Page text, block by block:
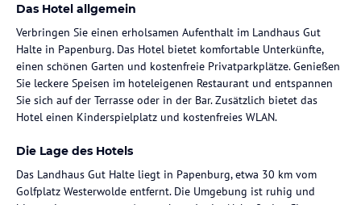
Das Hotel allgemein
Verbringen Sie einen erholsamen Aufenthalt im Landhaus Gut
Halte in Papenburg. Das Hotel bietet komfortable Unterkünfte,
einen schönen Garten und kostenfreie Privatparkplätze. Genießen
Sie leckere Speisen im hoteleigenen Restaurant und entspannen
Sie sich auf der Terrasse oder in der Bar. Zusätzlich bietet das
Hotel einen Kinderspielplatz und kostenfreies WLAN.
Die Lage des Hotels
Das Landhaus Gut Halte liegt in Papenburg, etwa 30 km vom
Golfplatz Westerwolde entfernt. Die Umgebung ist ruhig und